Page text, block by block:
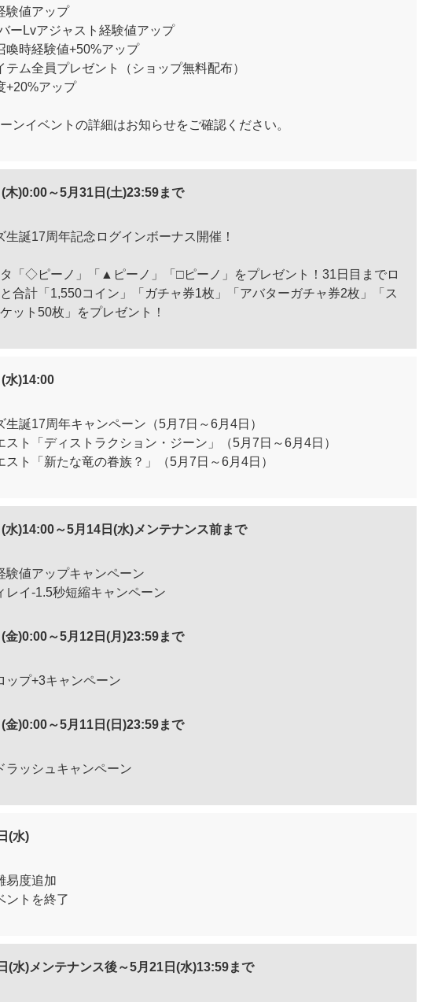
験値アップ
ーLvアジャスト経験値アップ
喚時経験値+50%アップ
テム全員プレゼント（ショップ無料配布）
+20%アップ
ンイベントの詳細はお知らせをご確認ください。
木)0:00～5月31日(土)23:59まで
生誕17周年記念ログインボーナス開催！
「◇ピーノ」「▲ピーノ」「□ピーノ」をプレゼント！31日目までロ
合計「1,550コイン」「ガチャ券1枚」「アバターガチャ券2枚」「ス
ット50枚」をプレゼント！
水)14:00
生誕17周年キャンペーン（5月7日～6月4日）
スト「ディストラクション・ジーン」（5月7日～6月4日）
スト「新たな竜の眷族？」（5月7日～6月4日）
水)14:00～5月14日(水)メンテナンス前まで
験値アップキャンペーン
レイ-1.5秒短縮キャンペーン
金)0:00～5月12日(月)23:59まで
ップ+3キャンペーン
金)0:00～5月11日(日)23:59まで
ラッシュキャンペーン
(水)
易度追加
ントを終了
(水)メンテナンス後～5月21日(水)13:59まで